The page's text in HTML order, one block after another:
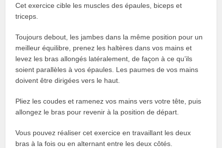
Cet exercice cible les muscles des épaules, biceps et
triceps.
Toujours debout, les jambes dans la même position pour un
meilleur équilibre, prenez les haltères dans vos mains et
levez les bras allongés latéralement, de façon à ce qu’ils
soient parallèles à vos épaules. Les paumes de vos mains
doivent être dirigées vers le haut.
Pliez les coudes et ramenez vos mains vers votre tête, puis
allongez le bras pour revenir à la position de départ.
Vous pouvez réaliser cet exercice en travaillant les deux
bras à la fois ou en alternant entre les deux côtés.